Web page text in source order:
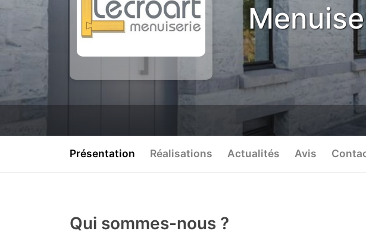
Présentation Réalisations Actualités Avis
Qui sommes-nous ?